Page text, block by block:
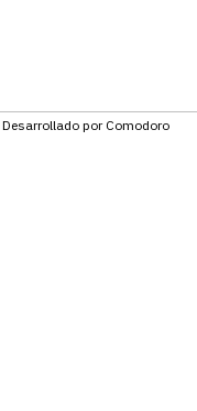
por Comodoro